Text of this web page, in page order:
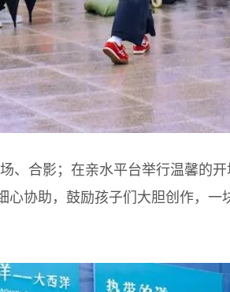
合影；在亲水平台举行温馨的开
心协助，鼓励孩子们大胆创作，